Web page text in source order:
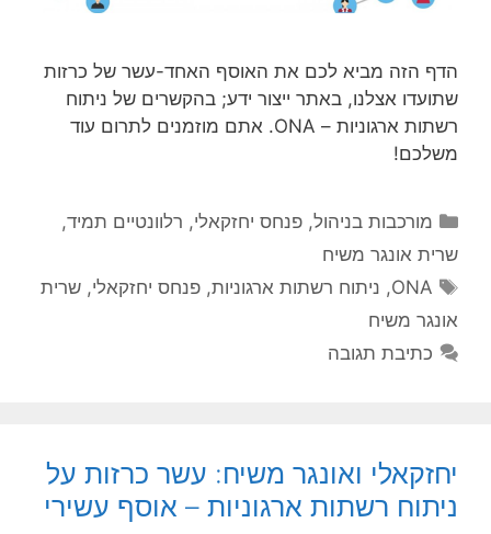
הדף הזה מביא לכם את האוסף האחד-עשר של כרזות
שתועדו אצלנו, באתר ייצור ידע; בהקשרים של ניתוח
רשתות ארגוניות – ONA. אתם מוזמנים לתרום עוד
משלכם!
קטגוריות
מורכבות בניהול,פנחס יחזקאלי, רלוונטיים תמיד,
שרית אונגר משיח
תגיות
ONA
, ניתוח רשתות ארגוניות,פנחס יחזקאלי,שרית
אונגר משיח
כתיבת תגובה
יחזקאלי ואונגר משיח: עשר כרזות על
ניתוח רשתות ארגוניות – אוסף עשירי